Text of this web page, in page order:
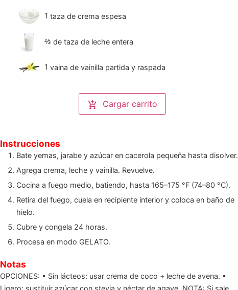
1 taza de crema espesa
⅔ de taza de leche entera
1 vaina de vainilla partida y raspada
Cargar carrito
Instrucciones
Bate yemas, jarabe y azúcar en cacerola pequeña hasta disolver.
Agrega crema, leche y vainilla. Revuelve.
Cocina a fuego medio, batiendo, hasta 165–175 °F (74–80 °C).
Retira del fuego, cuela en recipiente interior y coloca en baño de
hielo.
Cubre y congela 24 horas.
Procesa en modo GELATO.
Notas
OPCIONES: • Sin lácteos: usar crema de coco + leche de avena. •
Ligero: sustituir azúcar con stevia y néctar de agave. NOTA: Si sale